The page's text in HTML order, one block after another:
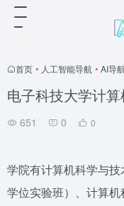
首页 • 人工智能导航 • AI导
电子科技大学计
651 0 0
学院有计算机科学与技
学位实验班）、计算机